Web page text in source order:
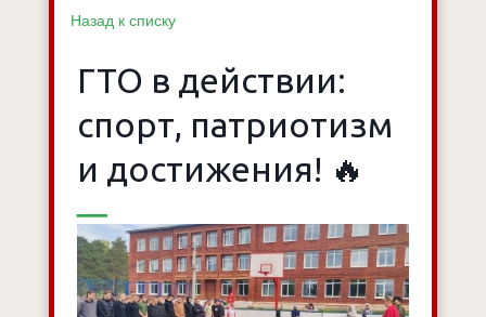
Назад к списку
ГТО в действии:
спорт, патриотизм
и достижения! 🔥